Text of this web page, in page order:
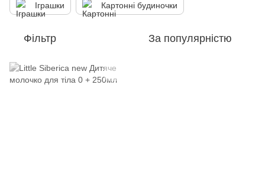
Іграшки Картонні будиночки
Фільтр За популярністю